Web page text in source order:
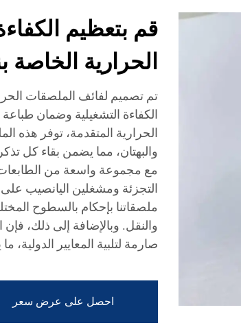
قم بتعظيم
الحرارية الخاصة
تم تصميم لفائف الملصقات
الكفاءة التشغيلية وضمان
الحرارية المتقدمة، توفر هذه
والبهتان، مما يضمن بقاء كل
مع مجموعة واسعة من الطابعات
التجزئة ومشغلين اليانصيب
ملصقاتنا بإحكام بالسطوح
والنقل. وبالإضافة إلى ذلك، فإن
صارمة لتلبية المعايير
احصل على عرض سعر